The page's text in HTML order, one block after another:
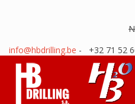
info@hbdrilling.be - +32 71 52